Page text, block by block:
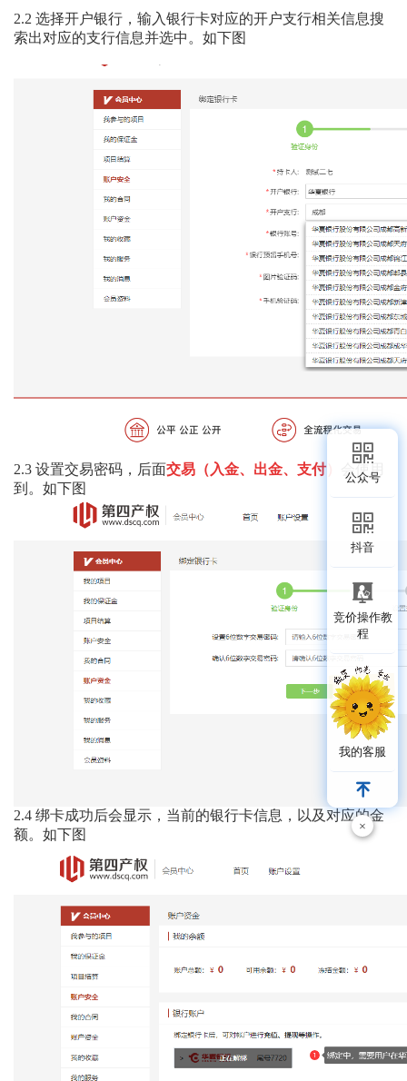
2.2 选择开户银行，输入银行卡对应的开户支行相关信息搜
索出对应的支行信息并选中。如下图
2.3 设置交易密码，后面交易（入金、出金、支付）
会使用
到。如下图
2.4 绑卡成功后会显示，当前的银行卡信息，以及对应的金
额。如下图
公众号
抖音
竞价操作教
程
我的客服
×